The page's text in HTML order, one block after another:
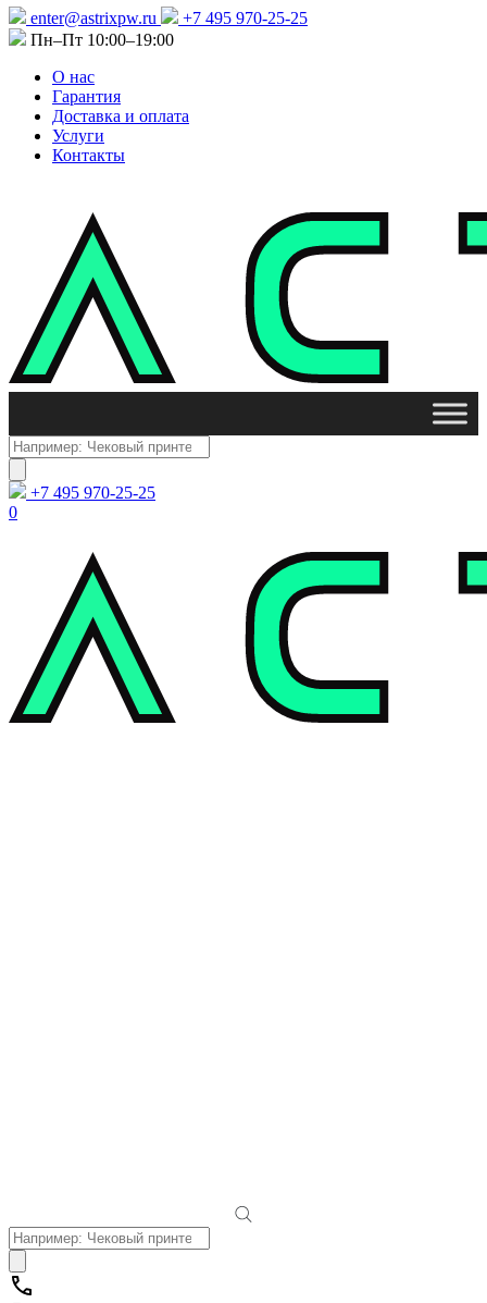
enter@astrixpw.ru
+7 495 970-25-25
Пн–Пт 10:00–19:00
О нас
Гарантия
Доставка и оплата
Услуги
Контакты
Поиск
товаров
+7 495 970-25-25
0
Поиск
товаров